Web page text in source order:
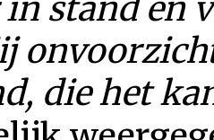
stand en
die het